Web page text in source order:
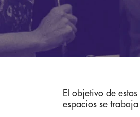
El objetivo de
espacios se